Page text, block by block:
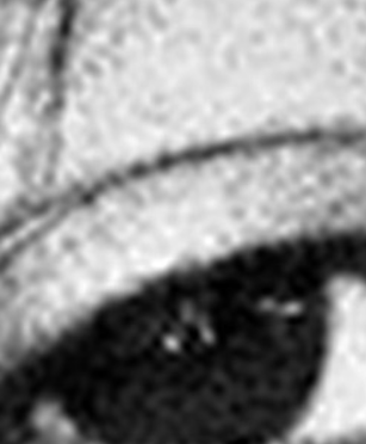
Item
1
of
1